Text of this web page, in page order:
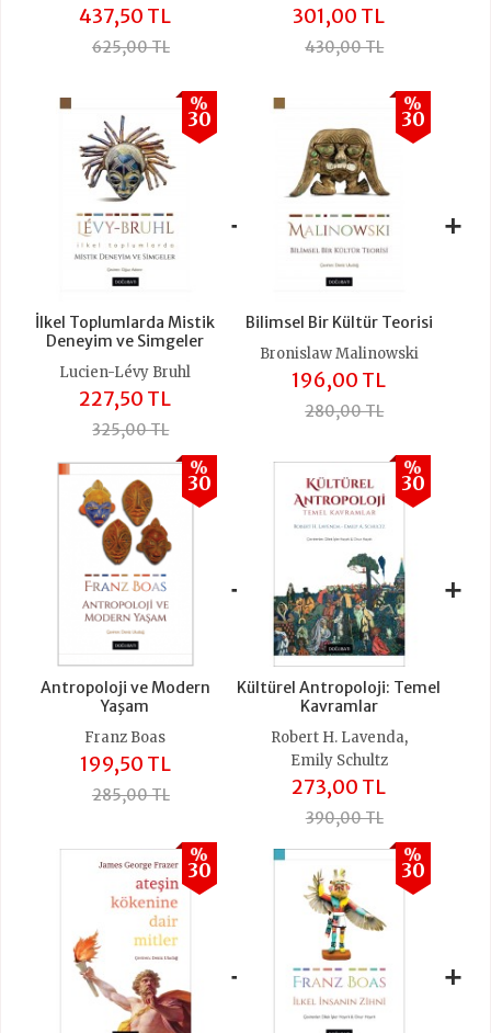
437,50 TL
625,00 TL
301,00 TL
430,00 TL
İlkel Toplumlarda Mistik
Deneyim ve Simgeler
%
30
Lucien-Lévy Bruhl
227,50 TL
325,00 TL
+
Bilimsel Bir Kültür Teorisi
%
30
Bronislaw Malinowski
196,00 TL
280,00 TL
+
Antropoloji ve Modern
Yaşam
%
30
Franz Boas
199,50 TL
285,00 TL
+
Kültürel Antropoloji: Temel
Kavramlar
%
30
Robert H. Lavenda,
Emily Schultz
273,00 TL
390,00 TL
+
%
30
+
%
30
+